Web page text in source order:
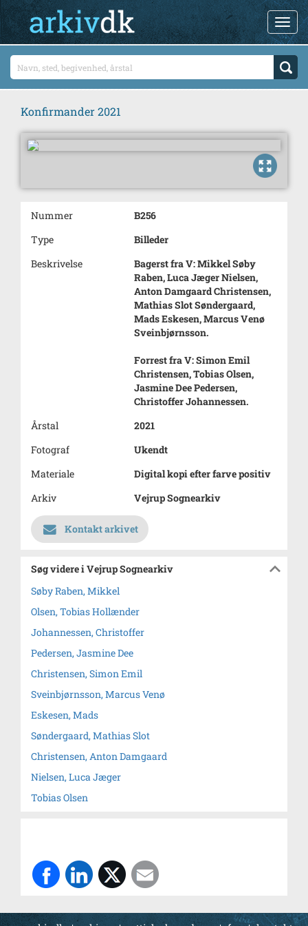
Konfirmander 2021
Nummer
B256
Type
Billeder
Beskrivelse
Bagerst fra V: Mikkel Søby
Raben, Luca Jæger Nielsen,
Anton Damgaard Christensen,
Mathias Slot Søndergaard,
Mads Eskesen, Marcus Venø
Sveinbjørnsson.
Forrest fra V: Simon Emil
Christensen, Tobias Olsen,
Jasmine Dee Pedersen,
Christoffer Johannessen.
Årstal
2021
Fotograf
Ukendt
Materiale
Digital kopi efter farve positiv
Arkiv
Vejrup Sognearkiv
Kontakt arkivet
Søg videre i Vejrup Sognearkiv
Søby Raben, Mikkel
Olsen, Tobias Hollænder
Johannessen, Christoffer
Pedersen, Jasmine Dee
Christensen, Simon Emil
Sveinbjørnsson, Marcus Venø
Eskesen, Mads
Søndergaard, Mathias Slot
Christensen, Anton Damgaard
Nielsen, Luca Jæger
Tobias Olsen